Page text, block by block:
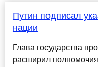
Путин подписал
нации
Глава государства
расширил